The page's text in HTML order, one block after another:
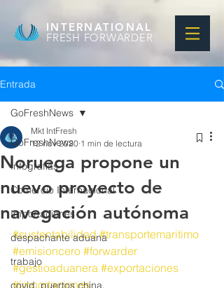
INTERNATIONAL
FRESH FORWARDER
Entrada
GoFreshNews
Infografias
Comercio Internacional
Importaciones
despachante aduana
trabajo
covid, puertos china,
GoFreshNews
Noruega propone un
nuevo proyecto de
navegación autónoma
Mkt IntFresh
12 nov 2020 1 min de lectura
#sustentabilidad #transportemaritimo
#emisioncero #forwarder
#gestioaduanera #exportaciones
#importaciones